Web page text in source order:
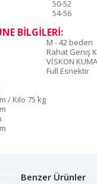
50-52
54-56
BİLGİLERİ:
M - 42 beden
Rahat Geniş
VİSKON
Full Esnektir
/ Kilo 75 kg
Benzer Ürünler